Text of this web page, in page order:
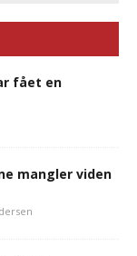
fået en
mangler viden